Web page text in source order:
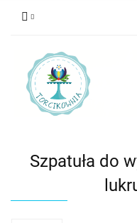
Szpatuła do